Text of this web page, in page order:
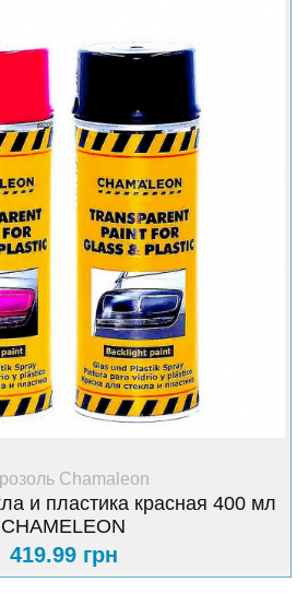
+ Купить
Chamaleon
и пластика красная 400 мл
CHAMELEON
419.99 грн